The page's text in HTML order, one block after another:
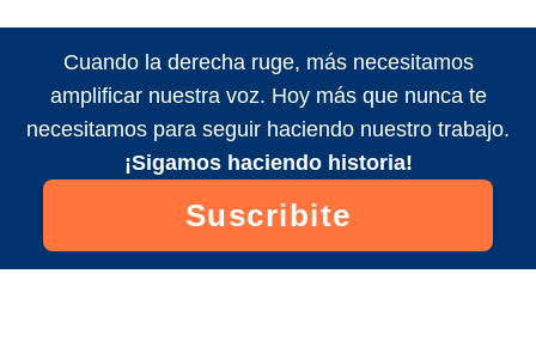
Cuando la derecha ruge, más necesitamos
amplificar nuestra voz. Hoy más que nunca te
necesitamos para seguir haciendo nuestro trabajo.
¡Sigamos haciendo historia!
Suscribite